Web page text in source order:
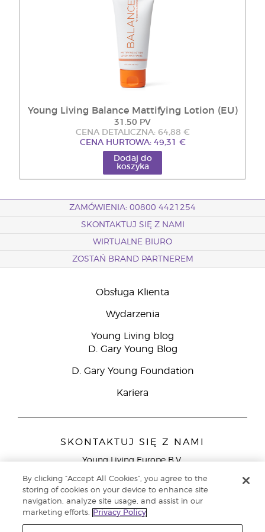
Young Living Balance Mattifying Lotion (EU)
31.50 PV
CENA DETALICZNA: 64,88 €
CENA HURTOWA: 49,31 €
Dodaj do
koszyka
ZAMÓWIENIA: 00800 4421254
SKONTAKTUJ SIĘ Z NAMI
WIRTUALNE BIURO
ZOSTAŃ BRAND PARTNEREM
Obsługa Klienta
Wydarzenia
Young Living blog
D. Gary Young Blog
D. Gary Young Foundation
Kariera
SKONTAKTUJ SIĘ Z NAMI
Young Living Europe B.V.
9727 AJ Groningen
Young Living Europe Ltd - Europejska siedziba
główna:+44 (0) 20 3935 9000
By clicking “Accept All Cookies”, you agree to the
storing of cookies on your device to enhance site
navigation, analyze site usage, and assist in our
marketing efforts.
Privacy Policy